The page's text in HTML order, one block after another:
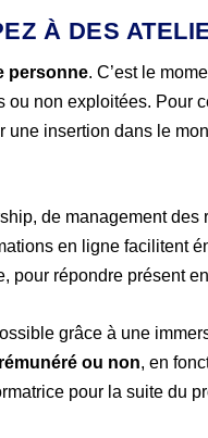
À DES
personne. C’est le
non exploitées. Pour
insertion dans le
de management des
en ligne facilitent
pour répondre présent
grâce à une
ou non, en
pour la suite du